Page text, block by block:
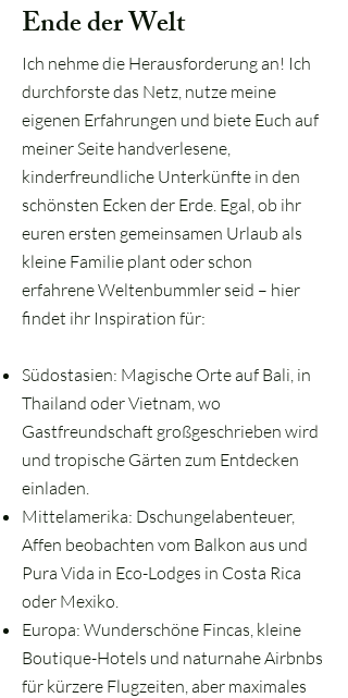
Ende der Welt
Ich nehme die Herausforderung an! Ich
durchforste das Netz, nutze meine
eigenen Erfahrungen und biete Euch auf
meiner Seite handverlesene,
kinderfreundliche Unterkünfte in den
schönsten Ecken der Erde. Egal, ob ihr
euren ersten gemeinsamen Urlaub als
kleine Familie plant oder schon
erfahrene Weltenbummler seid – hier
findet ihr Inspiration für:
Südostasien: Magische Orte auf Bali, in
Thailand oder Vietnam, wo
Gastfreundschaft großgeschrieben wird
und tropische Gärten zum Entdecken
einladen.
Mittelamerika: Dschungelabenteuer,
Affen beobachten vom Balkon aus und
Pura Vida in Eco-Lodges in Costa Rica
oder Mexiko.
Europa: Wunderschöne Fincas, kleine
Boutique-Hotels und naturnahe Airbnbs
für kürzere Flugzeiten, aber maximales